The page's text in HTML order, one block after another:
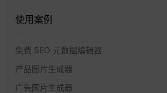
使用案例
免费 SEO 元数据编辑器
产品图片生成器
广告图片生成器